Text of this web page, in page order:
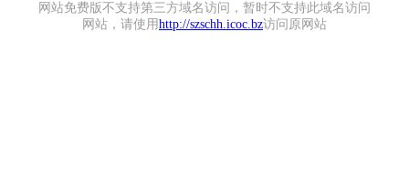
网站免费版不支持第三方域名访问，暂时不支持此域名访问
网站，请使用 http://szschh.icoc.bz访问原网站